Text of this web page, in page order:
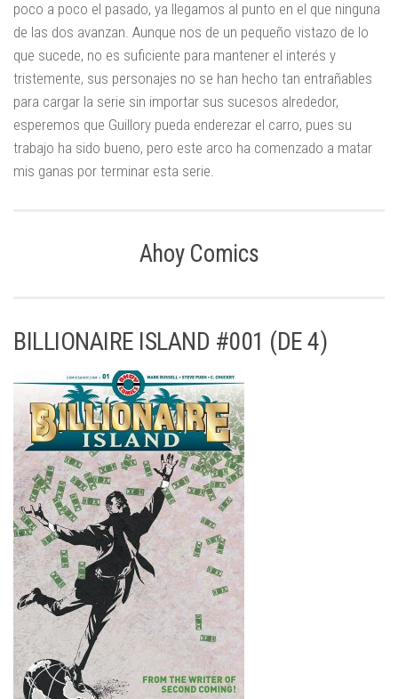
poco a poco el pasado, ya llegamos al punto en el que ninguna
de las dos avanzan. Aunque nos de un pequeño vistazo de lo
que sucede, no es suficiente para mantener el interés y
tristemente, sus personajes no se han hecho tan entrañables
para cargar la serie sin importar sus sucesos alrededor,
esperemos que Guillory pueda enderezar el carro, pues su
trabajo ha sido bueno, pero este arco ha comenzado a matar
mis ganas por terminar esta serie.
Ahoy Comics
BILLIONAIRE ISLAND #001 (DE 4)